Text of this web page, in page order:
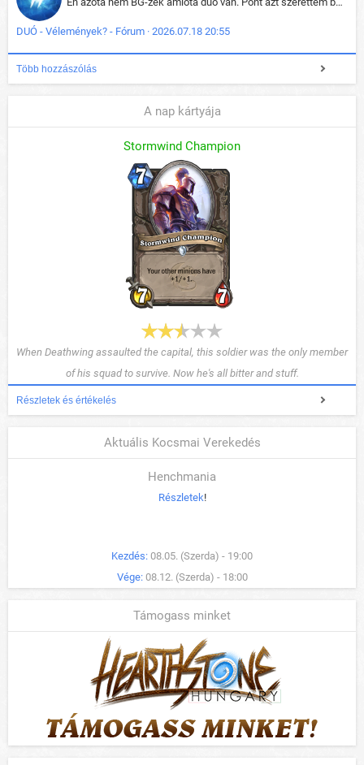
DUÓ - Vélemények? - Fórum · 2026.07.18 20:55
Több hozzászólás
A nap kártyája
Stormwind Champion
When Deathwing assaulted the capital, this soldier was the only member
of his squad to survive. Now he's all bitter and stuff.
Részletek és értékelés
Aktuális Kocsmai Verekedés
Henchmania
Részletek!
Kezdés: 08.05. (Szerda) - 19:00
Vége: 08.12. (Szerda) - 18:00
Támogass minket